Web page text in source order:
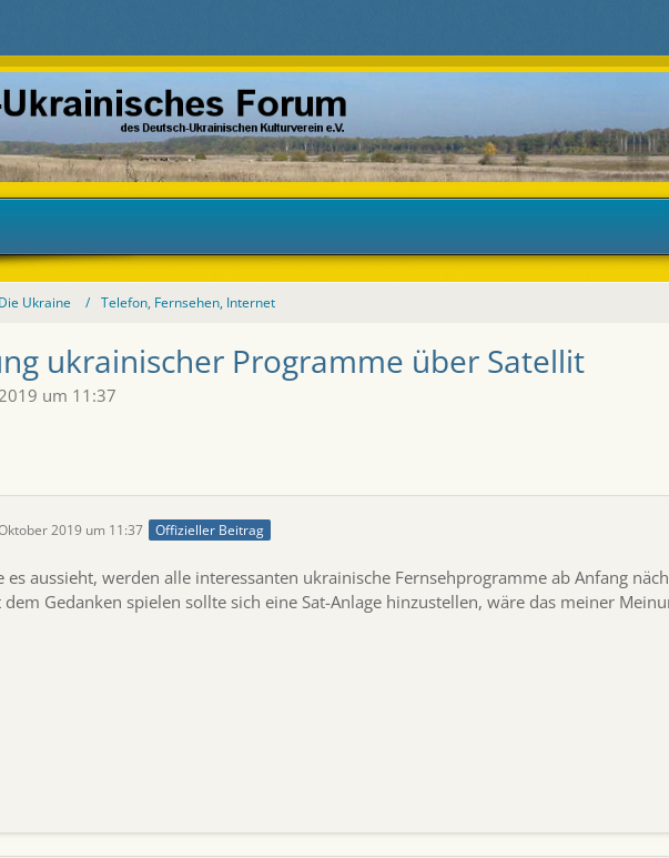
Die Ukraine Telefon, Fernsehen, Internet
ukrainischer Programme über Satellit
um 11:37
2019 um 11:37 Offizieller Beitrag
es aussieht, werden alle interessanten ukrainische Fernsehprogramme ab Anfang
dem Gedanken spielen sollte sich eine Sat-Anlage hinzustellen, wäre das meiner